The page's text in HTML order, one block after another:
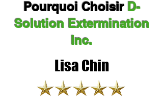
Pourquoi Choisir D-
Solution Extermination
Inc.
Lisa Chin